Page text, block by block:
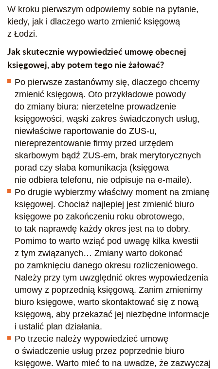
W kroku pierwszym odpowiemy sobie na pytanie,
kiedy, jak i dlaczego warto zmienić księgową
z Łodzi.
Jak skutecznie wypowiedzieć umowę obecnej
księgowej, aby potem tego nie żałować?
Po pierwsze zastanówmy się, dlaczego chcemy
zmienić księgową. Oto przykładowe powody
do zmiany biura: nierzetelne prowadzenie
księgowości, wąski zakres świadczonych usług,
niewłaściwe raportowanie do ZUS-u,
niereprezentowanie firmy przed urzędem
skarbowym bądź ZUS-em, brak merytorycznych
porad czy słaba komunikacja (księgowa
nie odbiera telefonu, nie odpisuje na e-maile).
Po drugie wybierzmy właściwy moment na zmianę
księgowej. Chociaż najlepiej jest zmienić biuro
księgowe po zakończeniu roku obrotowego,
to tak naprawdę każdy okres jest na to dobry.
Pomimo to warto wziąć pod uwagę kilka kwestii
z tym związanych… Zmiany warto dokonać
po zamknięciu danego okresu rozliczeniowego.
Należy przy tym uwzględnić okres wypowiedzenia
umowy z poprzednią księgową. Zanim zmienimy
biuro księgowe, warto skontaktować się z nową
księgową, aby przekazać jej niezbędne informacje
i ustalić plan działania.
Po trzecie należy wypowiedzieć umowę
o świadczenie usług przez poprzednie biuro
księgowe. Warto mieć to na uwadze, że zazwyczaj